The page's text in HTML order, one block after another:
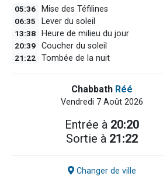
05:36 Mise des Téfilines
06:35 Lever du soleil
13:38 Heure de milieu du jour
20:39 Coucher du soleil
21:22 Tombée de la nuit
Chabbath Réé
Vendredi 7 Août 2026
Entrée à 20:20
Sortie à 21:22
Changer de ville